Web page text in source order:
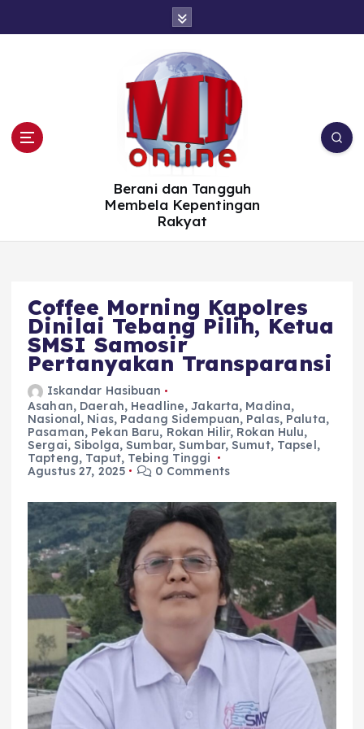
Berani dan Tangguh
Membela Kepentingan
Rakyat
Coffee Morning Kapolres
Dinilai Tebang Pilih, Ketua
SMSI Samosir
Pertanyakan Transparansi
Iskandar Hasibuan
Asahan, Daerah, Headline,Jakarta, Madina,
Nasional, Nias, Padang Sidempuan, Palas, Paluta,
Pasaman, Pekan Baru, Rokan Hilir, Rokan Hulu,
Sergai,Sibolga,Sumbar,Sumbar,Sumut, Tapsel,
Tapteng, Taput, Tebing Tinggi
Agustus 27, 2025
0 Comments